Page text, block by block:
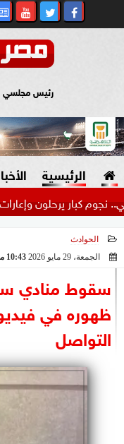
رئيس مجلسي
الرئيسية
الرئاسة
البرلمان
الوزارات
الأحزاب
يرحلون وإعارات جديدة
الحوادث
الجمعة، 29 مايو 2026
10:43 مـ
سقوط منادي
ظهوره في
التواصل